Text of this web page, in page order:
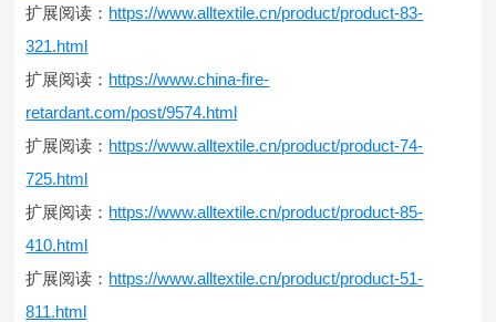
扩展阅读： https://www.alltextile.cn/product/product-83-
321.html
扩展阅读： https://www.china-fire-
retardant.com/post/9574.html
扩展阅读： https://www.alltextile.cn/product/product-74-
725.html
扩展阅读： https://www.alltextile.cn/product/product-85-
410.html
扩展阅读： https://www.alltextile.cn/product/product-51-
811.html